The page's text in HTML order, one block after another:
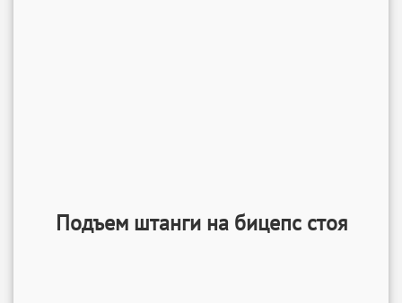
Подъем штанги на бицепс стоя